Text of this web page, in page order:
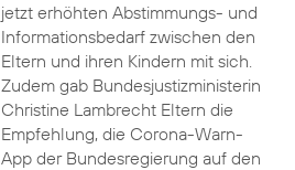
jetzt erhöhten Abstimmungs- und
Informationsbedarf zwischen den
Eltern und ihren Kindern mit sich.
Zudem gab Bundesjustizministerin
Christine Lambrecht Eltern die
Empfehlung, die Corona-Warn-
App der Bundesregierung auf den